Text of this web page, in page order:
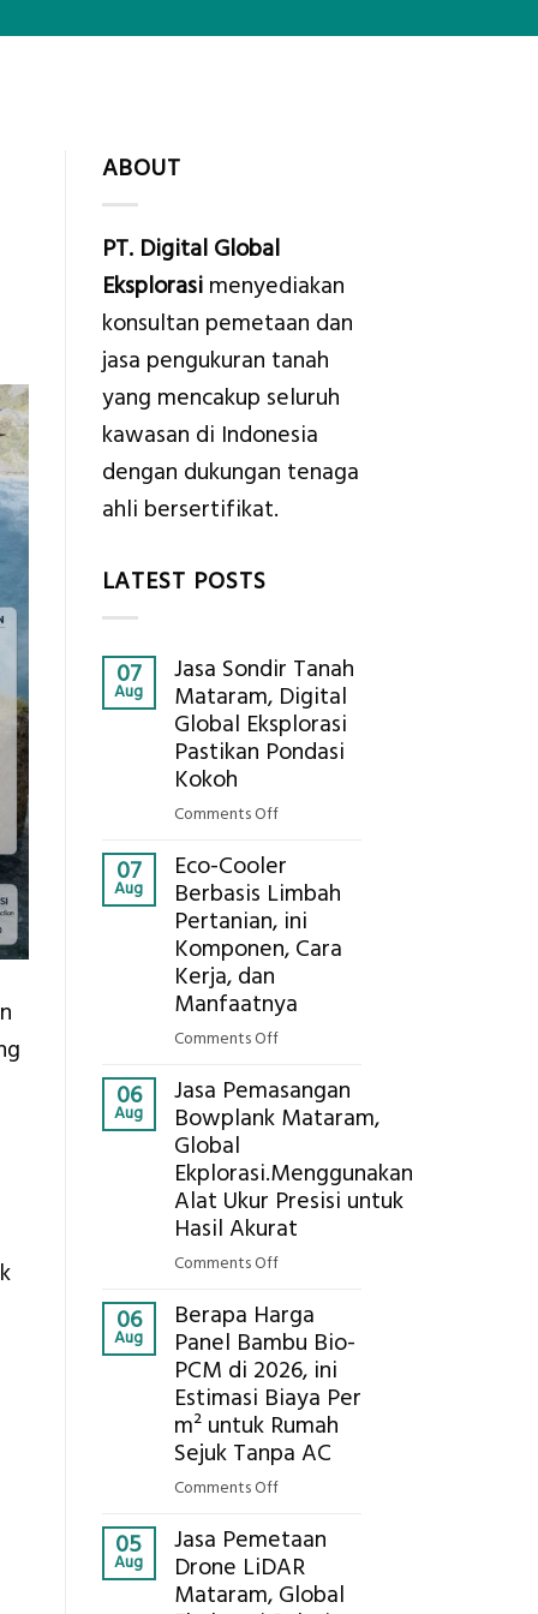
ABOUT
PT. Digital Global
Eksplorasimenyediakan
konsultan pemetaan dan
jasa pengukuran tanah
yang mencakup seluruh
kawasan di Indonesia
dengan dukungan tenaga
ahli bersertifikat.
LATEST POSTS
07
Aug
Jasa Sondir Tanah
Mataram, Digital
Global Eksplorasi
Pastikan Pondasi
Kokoh
Comments Offon
Sondir
Tanah
Mataram,
Digital
Eksplorasi
Pastikan
07
Aug
Eco-Cooler
Berbasis Limbah
Pertanian, ini
Komponen, Cara
Kerja, dan
Manfaatnya
Comments Offon
Cooler
Berbasis
Pertanian,
ini
Komponen,
Manfaatnya
06
Aug
Jasa Pemasangan
Bowplank Mataram,
Global
Ekplorasi.Menggunakan
Alat Ukur Presisi untuk
Hasil Akurat
Comments Offon
Pemasangan
Bowplank
Mataram,
Global
Ekplorasi.Menggunakan
Alat
untuk
Hasil
Akurat
06
Aug
Berapa Harga
Panel Bambu Bio-
PCM di 2026, ini
Estimasi Biaya Per
m² untuk Rumah
Sejuk Tanpa AC
Comments Offon
Harga
Panel
Bambu
05
Aug
Jasa Pemetaan
Drone LiDAR
Mataram, Global